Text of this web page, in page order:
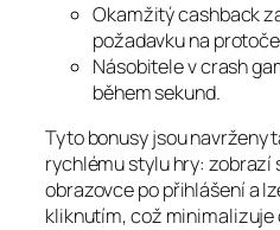
Okamžitý cashback
požadavku na
Násobitele v crash
během sekund.
Tyto bonusy jsou navrženy
rychlému stylu hry: zobrazí
obrazovce po přihlášení a
kliknutím, což minimalizuje